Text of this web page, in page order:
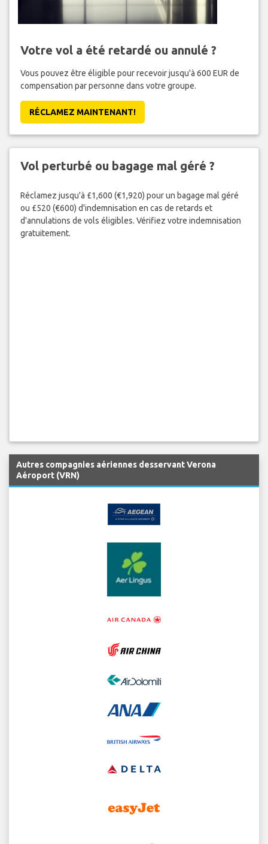
Votre vol a été retardé ou annulé ?
Vous pouvez être éligible pour recevoir jusqu'à 600 EUR de
compensation par personne dans votre groupe.
RÉCLAMEZ MAINTENANT!
Vol perturbé ou bagage mal géré ?
Réclamez jusqu'à £1,600 (€1,920) pour un bagage mal géré
ou £520 (€600) d'indemnisation en cas de retards et
d'annulations de vols éligibles. Vérifiez votre indemnisation
gratuitement.
Autres compagnies aériennes desservant Verona
Aéroport (VRN)